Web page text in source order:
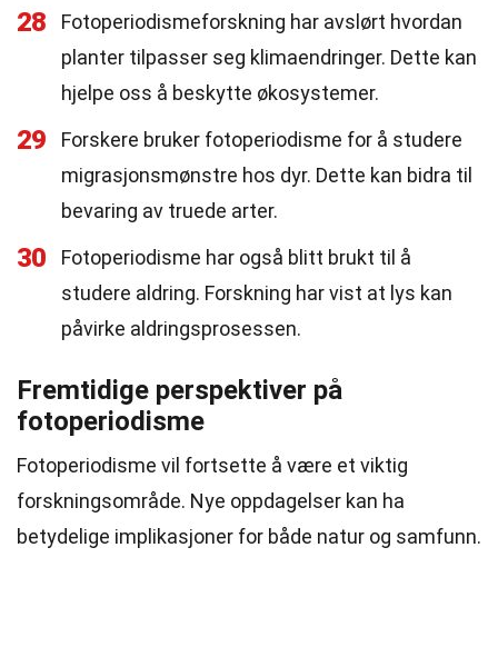
28
Fotoperiodismeforskning har avslørt hvordan
planter tilpasser seg klimaendringer. Dette kan
hjelpe oss å beskytte økosystemer.
29
Forskere bruker fotoperiodisme for å studere
migrasjonsmønstre hos dyr. Dette kan bidra til
bevaring av truede arter.
30
Fotoperiodisme har også blitt brukt til å
studere aldring. Forskning har vist at lys kan
påvirke aldringsprosessen.
Fremtidige perspektiver på
fotoperiodisme
Fotoperiodisme vil fortsette å være et viktig
forskningsområde. Nye oppdagelser kan ha
betydelige implikasjoner for både natur og samfunn.